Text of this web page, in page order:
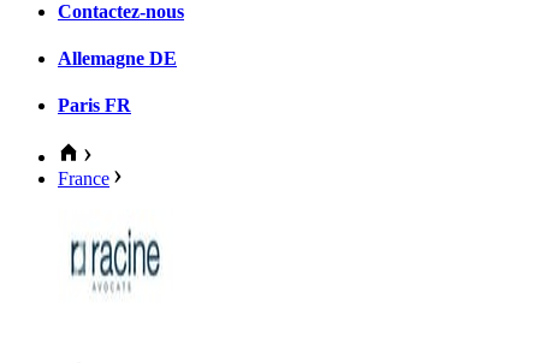
Contactez-nous
Allemagne DE
Paris FR
France